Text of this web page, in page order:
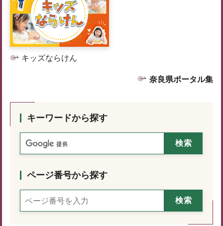
キッズならけん
奈良県ポータル集
キーワードから探す
ページ番号から探す